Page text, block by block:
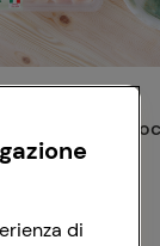
cous con
tandoori
min Facile
di